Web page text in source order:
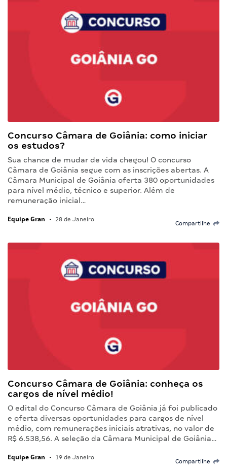
Concurso Câmara de Goiânia: como iniciar
os estudos?
Sua chance de mudar de vida chegou! O concurso
Câmara de Goiânia segue com as inscrições abertas. A
Câmara Municipal de Goiânia oferta 380 oportunidades
para nível médio, técnico e superior. Além de
remuneração inicial…
Equipe Gran • 28 de Janeiro
Compartilhe
Concurso Câmara de Goiânia: conheça os
cargos de nível médio!
O edital do Concurso Câmara de Goiânia já foi publicado
e oferta diversas oportunidades para cargos de nível
médio, com remunerações iniciais atrativas, no valor de
R$ 6.538,56. A seleção da Câmara Municipal de Goiânia…
Equipe Gran • 19 de Janeiro
Compartilhe